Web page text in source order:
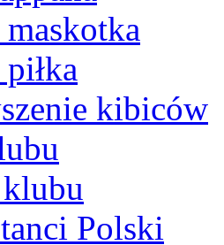
kibiców
Polski